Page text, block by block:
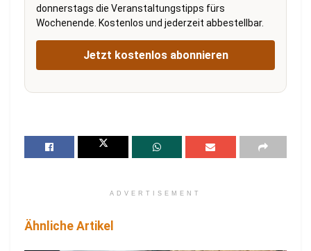
donnerstags die Veranstaltungstipps fürs
Wochenende. Kostenlos und jederzeit abbestellbar.
Jetzt kostenlos abonnieren
ADVERTISEMENT
Ähnliche Artikel